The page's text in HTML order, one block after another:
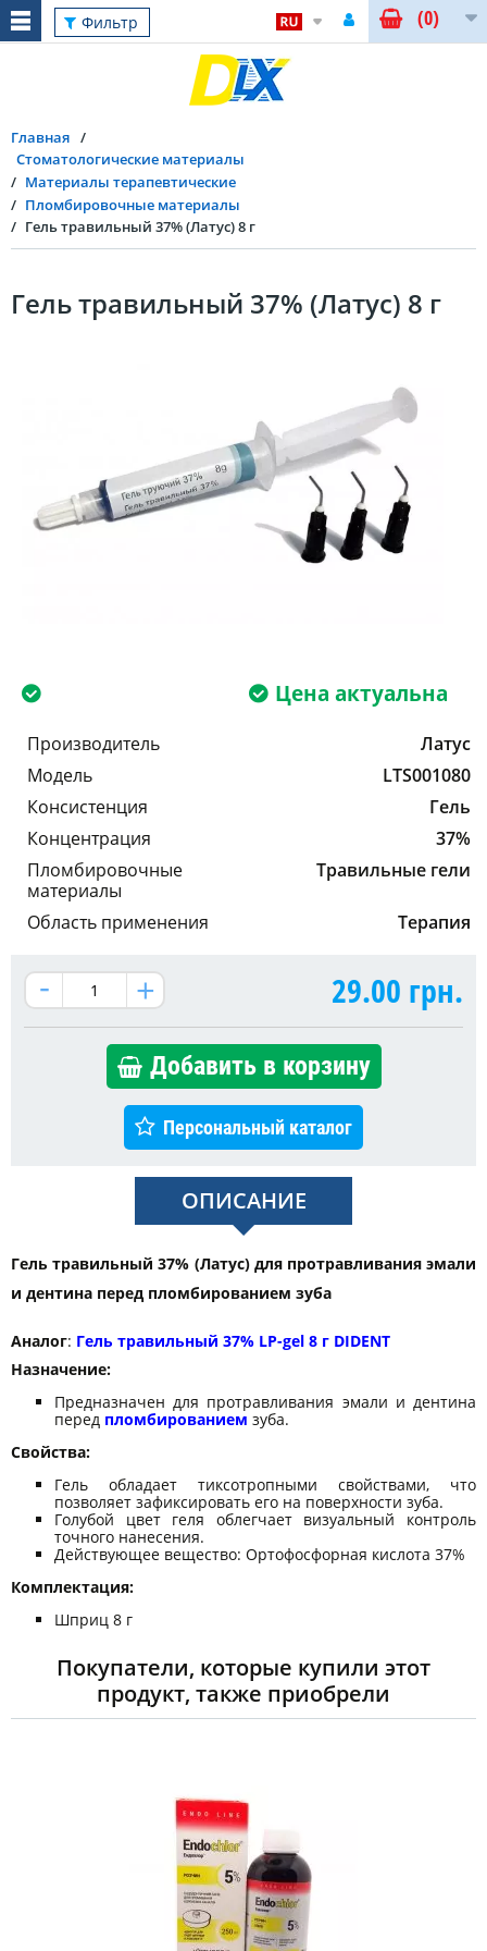
Фильтр (0)
Главная
Стоматологические материалы
Материалы терапевтические
Пломбировочные материалы
Гель травильный 37% (Латус) 8 г
Гель травильный 37% (Латус) 8 г
Цена актуальна
Производитель
Латус
Модель
LTS001080
Консистенция
Гель
Концентрация
37%
Пломбировочные
материалы
Травильные гели
Область применения Терапия
29.00 грн.
Добавить в корзину
Персональный каталог
ОПИСАНИЕ
Гель травильный 37% (Латус) для протравливания эмали
и дентина перед пломбированием зуба
Аналог: Гель травильный 37% LP-gel 8 г DIDENT
Назначение:
Предназначен для протравливания эмали и дентина
перед пломбированием зуба.
Свойства:
Гель обладает тиксотропными свойствами, что
позволяет зафиксировать его на поверхности зуба.
Голубой цвет геля облегчает визуальный контроль
точного нанесения.
Действующее вещество: Ортофосфорная кислота 37%
Комплектация:
Шприц 8 г
Покупатели, которые купили этот
продукт, также приобрели